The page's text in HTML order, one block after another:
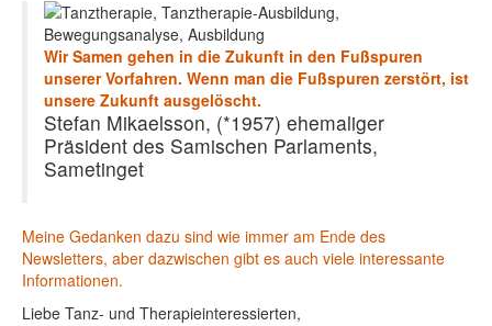
Wir Samen gehen in die Zukunft in den Fußspuren
unserer Vorfahren. Wenn man die Fußspuren zerstört, ist
unsere Zukunft ausgelöscht.
Stefan Mikaelsson, (*1957) ehemaliger
Präsident des Samischen Parlaments,
Sametinget
Meine Gedanken dazu sind wie immer am Ende des
Newsletters, aber dazwischen gibt es auch viele interessante
Informationen.
Liebe Tanz- und Therapieinteressierten,